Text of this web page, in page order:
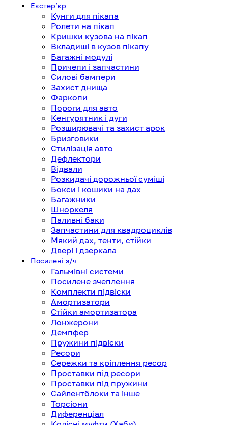
Екстерʼєр
Кунги для пікапа
Ролети на пікап
Кришки кузова на пікап
Вкладиші в кузов пікапу
Багажні модулі
Причепи і запчастини
Силові бампери
Захист днища
Фаркопи
Пороги для авто
Кенгурятник і дуги
Розширювачі та захист арок
Бризговики
Стилізація авто
Дефлектори
Відвали
Розкидачі дорожньої суміші
Бокси і кошики на дах
Багажники
Шноркеля
Паливні баки
Запчастини для квадроциклів
Мякий дах, тенти, стійки
Двері і дзеркала
Посилені з/ч
Гальмівні системи
Посилене зчеплення
Комплекти підвіски
Амортизатори
Стійки амортизатора
Лонжерони
Демпфер
Пружини підвіски
Ресори
Сережки та кріплення ресор
Проставки під ресори
Проставки під пружини
Сайлентблоки та інше
Торсіони
Диференціал